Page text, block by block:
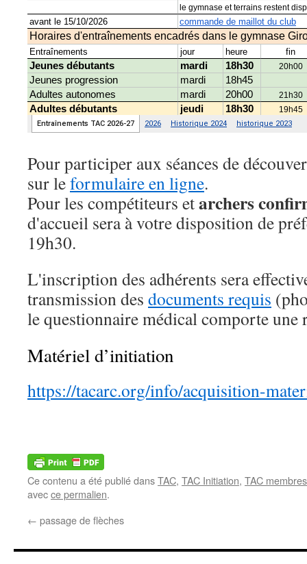
Pour participer aux séances de
sur leformulaire en ligne.
Pour les compétiteurs etarchers
d'accueil sera à votre disposition de
19h30.
L'inscription des adhérents sera
transmission des documents requis
le questionnaire médical comporte une
Matériel d’initiation
https://tacarc.org/info/acquisition-
Ce contenu a été publié dansTAC, TAC Initiation, TAC membres
avecce permalien.
← passage de flèches